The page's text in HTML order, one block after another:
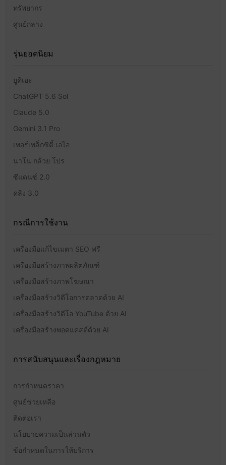
ทรัพยากร
ศูนย์กลาง
รุ่นยอดนิยม
ยูคิเอะ
ChatGPT 5.6 Sol
Claude 5.0
Gemini 3.1 Pro
เพอร์เพล็กซิตี้ เอไอ
นาโน กล้วย โปร
ซีแดนซ์ 2.0
คลิง 3.0
กรณีการใช้งาน
เครื่องมือแก้ไขเมตา SEO ฟรี
เครื่องมือสร้างภาพผลิตภัณฑ์
เครื่องมือสร้างภาพโฆษณา
เครื่องมือสร้างวิดีโอการตลาดด้วย AI
เครื่องมือสร้างวิดีโอ YouTube ด้วย AI
เครื่องมือสร้างพอดแคสต์ด้วย AI
การสนับสนุนและเรื่องกฎหมาย
การกำหนดราคา
ศูนย์ช่วยเหลือ
ติดต่อเรา
นโยบายความเป็นส่วนตัว
ข้อกำหนดในการให้บริการ